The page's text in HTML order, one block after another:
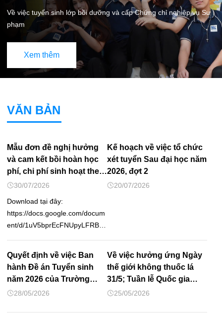
Về việc tuyển sinh lớp bồi dưỡng và cấp Chứng chỉ nghiệp vụ Sư
phạm
Xem thêm
VĂN BẢN
Mẫu đơn đề nghị hưởng
và cam kết bồi hoàn học
phí, chi phí sinh hoạt theo
nghị định 116
30/07/2026
Download tại đây:
https://docs.google.com/docum
ent/d/1uV5bprEcFNUpyLFRBz
61757079285&rtpof=true&sd=tr
Kế hoạch về việc tổ chức
xét tuyển Sau đại học năm
2026, đợt 2
20/07/2026
Quyết định về việc Ban
hành Đề án Tuyển sinh
năm 2026 của Trường
ĐHSP Nghệ thuật TW
28/05/2026
Về việc hưởng ứng Ngày
thế giới không thuốc lá
31/5; Tuần lễ Quốc gia
không thuốc lá 25 – 31/5/
25/05/2026